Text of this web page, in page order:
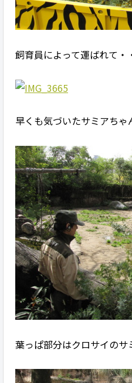
飼育員によって運ばれて・
早くも気づいたサミアちゃ
葉っぱ部分はクロサイの